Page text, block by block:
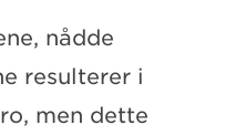
nådde
resulterer i
men dette